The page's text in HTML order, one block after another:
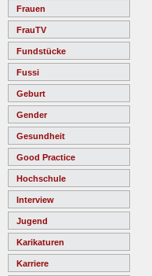
Frauen
FrauTV
Fundstücke
Fussi
Geburt
Gender
Gesundheit
Good Practice
Hochschule
Interview
Jugend
Karikaturen
Karriere